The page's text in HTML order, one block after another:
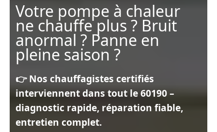
Votre pompe à chaleur
ne chauffe plus ? Bruit
anormal ? Panne en
pleine saison ?
👉 Nos chauffagistes certifiés
interviennent dans tout le 60190 –
diagnostic rapide, réparation fiable,
entretien complet.